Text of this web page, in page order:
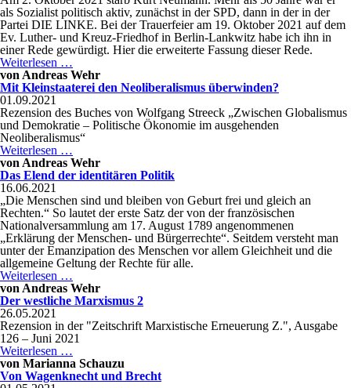
Marxismus
als Sozialist politisch aktiv, zunächst in der SPD, dann in der in der
Partei DIE LINKE. Bei der Trauerfeier am 19. Oktober 2021 auf dem
Ev. Luther- und Kreuz-Friedhof in Berlin-Lankwitz habe ich ihn in
einer Rede gewürdigt. Hier die erweiterte Fassung dieser Rede.
Weiterlesen …
Gedenken
an
Neumann
von Andreas Wehr
Mit Kleinstaaterei den Neoliberalismus überwinden?
01.09.2021
Rezension des Buches von Wolfgang Streeck „Zwischen Globalismus
und Demokratie – Politische Ökonomie im ausgehenden
Neoliberalismus“
Weiterlesen …
Kleinstaaterei
den
überwinden?
von Andreas Wehr
Das Elend der identitären Politik
16.06.2021
„Die Menschen sind und bleiben von Geburt frei und gleich an
Rechten.“ So lautet der erste Satz der von der französischen
Nationalversammlung am 17. August 1789 angenommenen
„Erklärung der Menschen- und Bürgerrechte“. Seitdem versteht man
unter der Emanzipation des Menschen vor allem Gleichheit und die
allgemeine Geltung der Rechte für alle.
Weiterlesen …
Elend
der
Politik
von Andreas Wehr
Der westliche Marxismus 2
26.05.2021
Rezension in der "Zeitschrift Marxistische Erneuerung Z.", Ausgabe
126 – Juni 2021
Weiterlesen …
westliche
Marxismus
von Marianna Schauzu
Von Wagenknecht und Brecht